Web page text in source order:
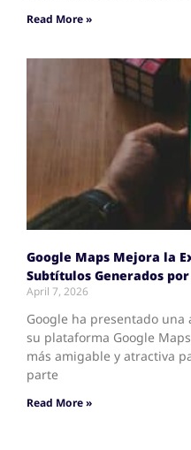
Read More »
Google Maps Mejora la
Subtítulos Generados
April 7, 2026
Google ha presentado
su plataforma Google
más amigable y atractiva
parte
Read More »